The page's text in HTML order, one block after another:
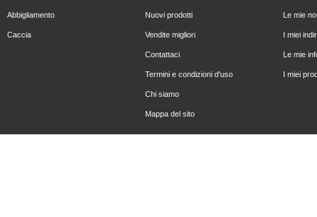
Abbigliamento
Caccia
Nuovi prodotti
Vendite migliori
Contattaci
Termini e condizioni d'uso
Chi siamo
Mappa del sito
Le mie
I miei
Le mie
I miei